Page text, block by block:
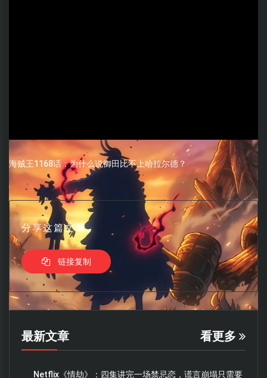
海贼王1168话：为什么说御田比不上哈拉尔德？
分享这篇文章
链接复制
最新文章 看更多
Netflix《情劫》：四集讲完一场禁忌恋，谎言崩塌只需要